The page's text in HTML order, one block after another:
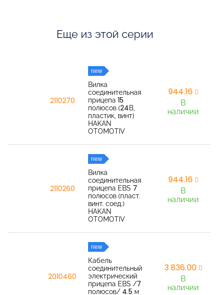
Еще из этой серии
2110270
new
Вилка
соединительная
прицепа 15
полюсов (24В,
пластик, винт)
HAKAN
OTOMOTIV
944,16
В
наличии
2110260
new
Вилка
соединительная
прицепа EBS 7
полюсов (пласт.
винт. соед.)
HAKAN
OTOMOTIV
944,16
В
наличии
2010460
new
Кабель
соединительный
электрический
прицепа EBS /7
полюсов/ 4.5 м
3 836,00
В
наличии